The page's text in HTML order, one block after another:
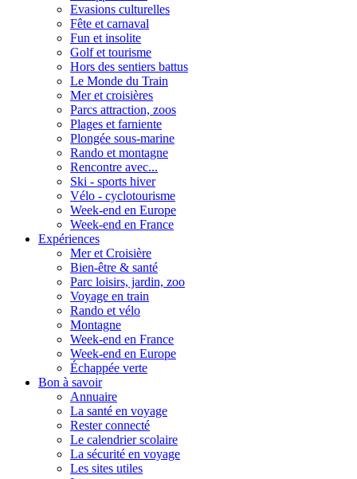
Evasions culturelles
Fête et carnaval
Fun et insolite
Golf et tourisme
Hors des sentiers battus
Le Monde du Train
Mer et croisières
Parcs attraction, zoos
Plages et farniente
Plongée sous-marine
Rando et montagne
Rencontre avec...
Ski - sports hiver
Vélo - cyclotourisme
Week-end en Europe
Week-end en France
Expériences
Mer et Croisière
Bien-être & santé
Parc loisirs, jardin, zoo
Voyage en train
Rando et vélo
Montagne
Week-end en France
Week-end en Europe
Échappée verte
Bon à savoir
Annuaire
La santé en voyage
Rester connecté
Le calendrier scolaire
La sécurité en voyage
Les sites utiles